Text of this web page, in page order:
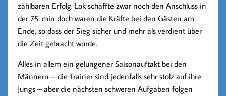
zählbaren Erfolg. Lok schaffte zwar noch den Anschluss in
der 75. min doch waren die Kräfte bei den Gästen am
Ende, so dass der Sieg sicher und mehr als verdient über
die Zeit gebracht wurde.
Alles in allem ein gelungener Saisonauftakt bei den
Männern – die Trainer sind jedenfalls sehr stolz auf ihre
Jungs – aber die nächsten schweren Aufgaben folgen